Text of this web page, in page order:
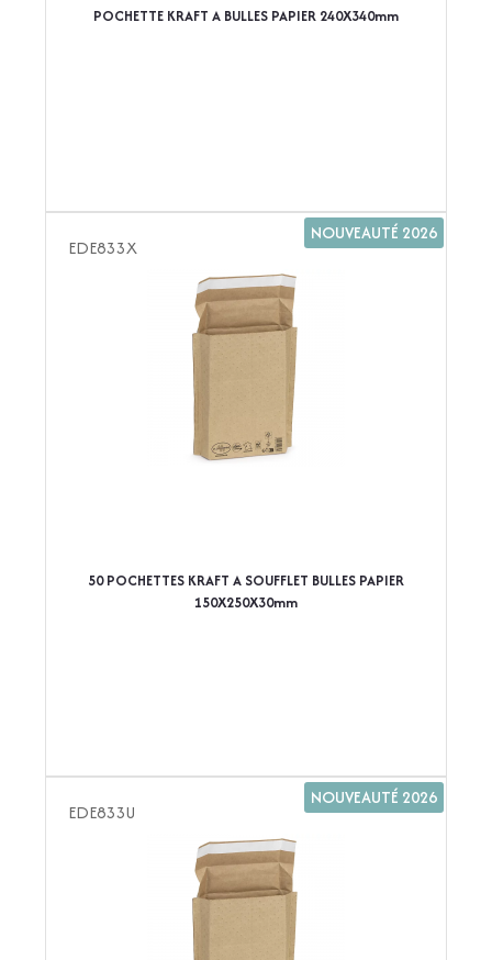
POCHETTE KRAFT A BULLES PAPIER 240X340mm
EDE833X
NOUVEAUTÉ 2026
50 POCHETTES KRAFT A SOUFFLET BULLES PAPIER
150X250X30mm
EDE833U
NOUVEAUTÉ 2026